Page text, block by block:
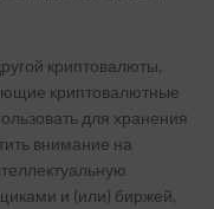
криптовалюты,
криптовалютные
для хранения
внимание на
и (или) биржей,